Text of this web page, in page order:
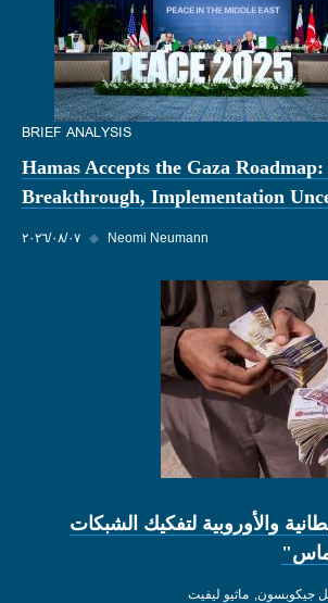
BRIEF ANALYSIS
Hamas Accepts the Gaza
Breakthrough, Implementation
٠٧‏/٠٨‏/٢٠٢٦ ◆ Neomi Neumann
والأوروبية لتفكيك الشبكات
جيكوبسون ماثيو ليفيت